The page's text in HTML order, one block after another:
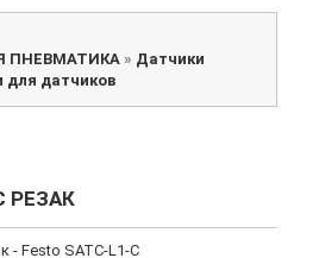
ПНЕВМАТИКА » Датчики
датчиков
РЕЗАК